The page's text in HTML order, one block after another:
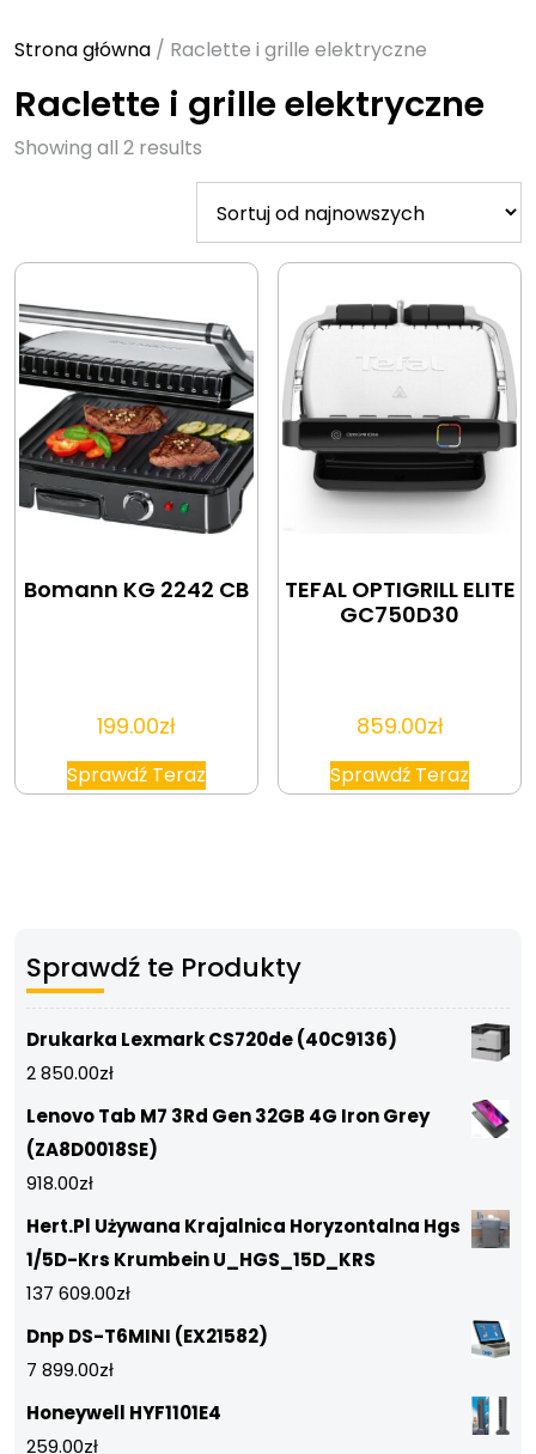
Strona główna / Raclette i grille elektryczne
Raclette i grille elektryczne
Showing all 2 results
by
latest
Bomann KG 2242 CB
199.00zł
Sprawdź Teraz
TEFAL OPTIGRILL ELITE
GC750D30
859.00zł
Sprawdź Teraz
Sprawdź te Produkty
Drukarka Lexmark CS720de (40C9136)
2 850.00zł
Lenovo Tab M7 3Rd Gen 32GB 4G Iron Grey
(ZA8D0018SE)
918.00zł
Hert.Pl Używana Krajalnica Horyzontalna Hgs
1/5D-Krs Krumbein U_HGS_15D_KRS
137 609.00zł
Dnp DS-T6MINI (EX21582)
7 899.00zł
Honeywell HYF1101E4
259.00zł